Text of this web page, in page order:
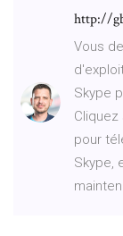
http://
Vous
Skype
pour
Skype,